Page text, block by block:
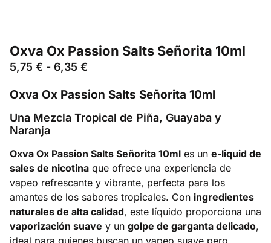
Oxva Ox Passion Salts Señorita 10ml
5,75 € - 6,35 €
Oxva Ox Passion Salts Señorita 10ml
Una Mezcla Tropical de Piña, Guayaba y
Naranja
Oxva Ox Passion Salts Señorita 10ml es un e-liquid de
sales de nicotina que ofrece una experiencia de
vapeo refrescante y vibrante, perfecta para los
amantes de los sabores tropicales. Con ingredientes
naturales de alta calidad, este líquido proporciona una
vaporización suave y un golpe de garganta delicado,